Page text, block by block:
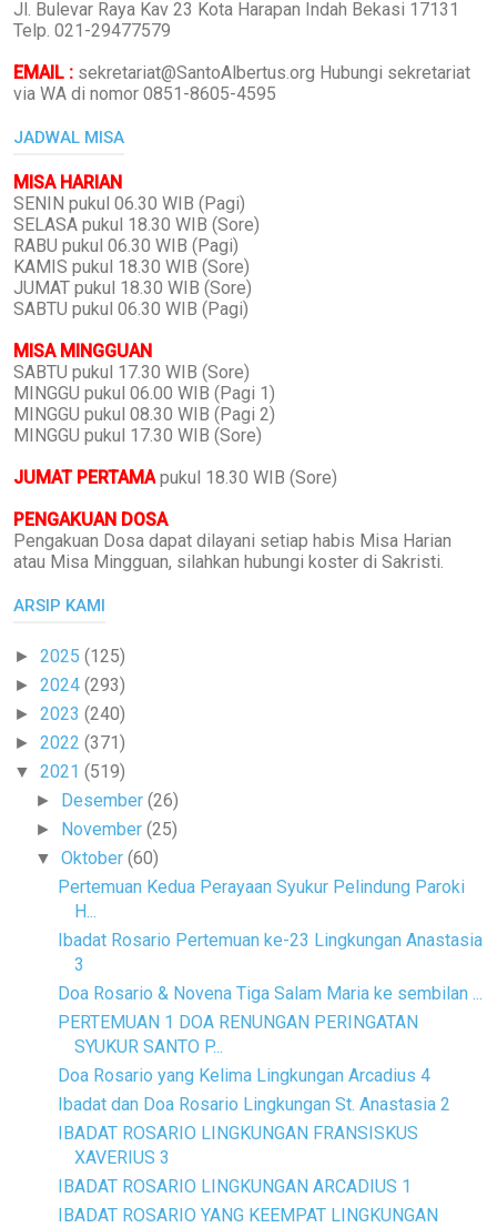
Jl. Bulevar Raya Kav 23 Kota Harapan Indah Bekasi 17131
Telp. 021-29477579
EMAIL : sekretariat@SantoAlbertus.org Hubungi sekretariat
via WA di nomor 0851-8605-4595
JADWAL MISA
MISA HARIAN
SENIN pukul 06.30 WIB (Pagi)
SELASA pukul 18.30 WIB (Sore)
RABU pukul 06.30 WIB (Pagi)
KAMIS pukul 18.30 WIB (Sore)
JUMAT pukul 18.30 WIB (Sore)
SABTU pukul 06.30 WIB (Pagi)
MISA MINGGUAN
SABTU pukul 17.30 WIB (Sore)
MINGGU pukul 06.00 WIB (Pagi 1)
MINGGU pukul 08.30 WIB (Pagi 2)
MINGGU pukul 17.30 WIB (Sore)
JUMAT PERTAMA pukul 18.30 WIB (Sore)
PENGAKUAN DOSA
Pengakuan Dosa dapat dilayani setiap habis Misa Harian
atau Misa Mingguan, silahkan hubungi koster di Sakristi.
ARSIP KAMI
► 2025 (125)
► 2024 (293)
► 2023 (240)
► 2022 (371)
▼ 2021 (519)
► Desember(26)
► November(25)
▼Oktober(60)
Pertemuan Kedua Perayaan Syukur Pelindung Paroki
H...
Ibadat Rosario Pertemuan ke-23 Lingkungan Anastasia
3
Doa Rosario & Novena Tiga Salam Maria ke sembilan ...
PERTEMUAN 1 DOA RENUNGAN PERINGATAN
SYUKUR SANTO P...
Doa Rosario yang Kelima Lingkungan Arcadius 4
Ibadat dan Doa Rosario Lingkungan St. Anastasia 2
IBADAT ROSARIO LINGKUNGAN FRANSISKUS
XAVERIUS 3
IBADAT ROSARIO LINGKUNGAN ARCADIUS 1
IBADAT ROSARIO YANG KEEMPAT LINGKUNGAN